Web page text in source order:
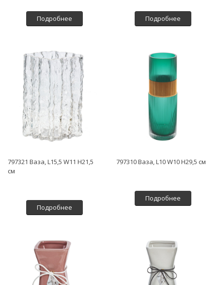
Подробнее Подробнее
797321 Ваза, L15,5 W11 H21,5
см
Подробнее
797310 Ваза, L10 W10 H29,5 см
Подробнее